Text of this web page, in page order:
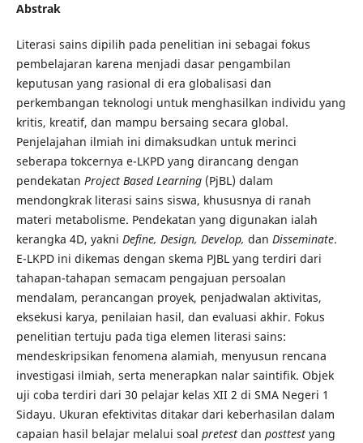
Abstrak
Literasi sains dipilih pada penelitian ini sebagai fokus
pembelajaran karena menjadi dasar pengambilan
keputusan yang rasional di era globalisasi dan
perkembangan teknologi untuk menghasilkan individu yang
kritis, kreatif, dan mampu bersaing secara global.
Penjelajahan ilmiah ini dimaksudkan untuk merinci
seberapa tokcernya e-LKPD yang dirancang dengan
pendekatan Project Based Learning(PjBL) dalam
mendongkrak literasi sains siswa, khususnya di ranah
materi metabolisme. Pendekatan yang digunakan ialah
kerangka 4D, yakni Define, Design, Develop, dan Disseminate.
E-LKPD ini dikemas dengan skema PJBL yang terdiri dari
tahapan-tahapan semacam pengajuan persoalan
mendalam, perancangan proyek, penjadwalan aktivitas,
eksekusi karya, penilaian hasil, dan evaluasi akhir. Fokus
penelitian tertuju pada tiga elemen literasi sains:
mendeskripsikan fenomena alamiah, menyusun rencana
investigasi ilmiah, serta menerapkan nalar saintifik. Objek
uji coba terdiri dari 30 pelajar kelas XII 2 di SMA Negeri 1
Sidayu. Ukuran efektivitas ditakar dari keberhasilan dalam
capaian hasil belajar melalui soal pretestdan posttestyang